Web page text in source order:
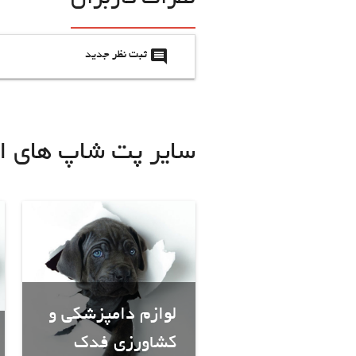
insert_comment ثبت نظر جدید
سایر پت شاپ های
لوازم دامپزشکی و
کشاورزی فدک